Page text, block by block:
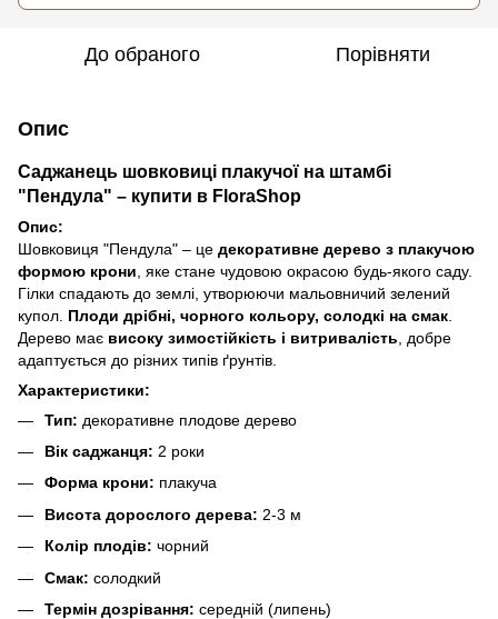
До обраного Порівняти
Опис
Саджанець шовковиці плакучої на штамбі
"Пендула" – купити в FloraShop
Опис:
Шовковиця "Пендула" – це декоративне дерево з плакучою
формою крони , яке стане чудовою окрасою будь-якого саду.
Гілки спадають до землі, утворюючи мальовничий зелений
купол. Плоди дрібні, чорного кольору, солодкі на смак
Дерево має високу зимостійкість і витривалість , добре
адаптується до різних типів ґрунтів.
Характеристики:
Тип: декоративне плодове дерево
Вік саджанця: 2 роки
Форма крони: плакуча
Висота дорослого дерева: 2-3 м
Колір плодів: чорний
Смак: солодкий
Термін дозрівання: середній (липень)